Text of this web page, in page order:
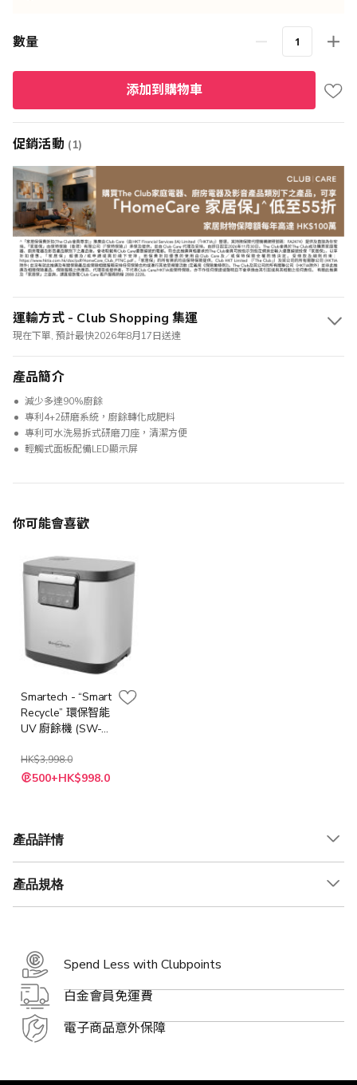
數量
添加到購物車
促銷活動 (1)
運輸方式 - Club Shopping 集運
現在下單, 預計最快2026年8月17日送達
產品簡介
減少多達90%廚餘
專利4+2研磨系統，廚餘轉化成肥料
專利可水洗易拆式研磨刀座，清潔方便
輕觸式面板配備LED顯示屏
你可能會喜歡
Smartech - “Smart
Recycle” 環保智能
UV 廚餘機 (SW-
HK$3,998.0
特 500+HK$998.0
產品詳情
產品規格
Spend Less with Clubpoints
白金會員免運費
電子商品意外保障